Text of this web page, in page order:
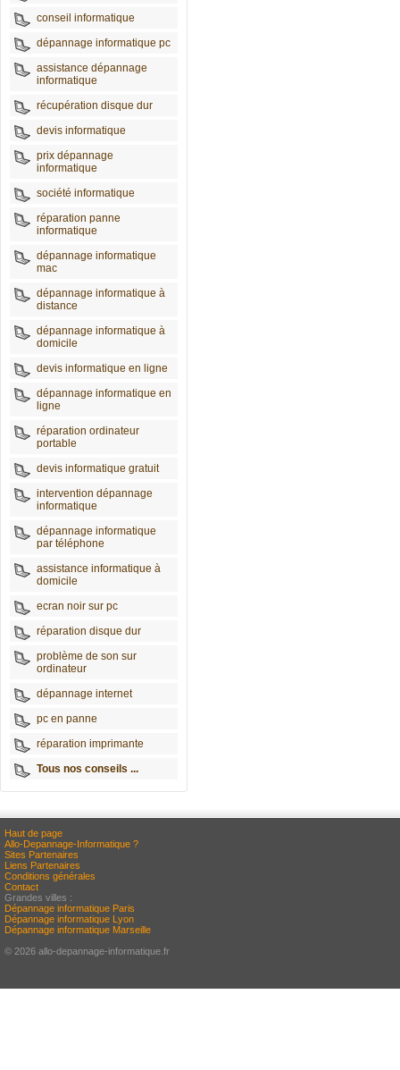
conseil informatique
dépannage informatique pc
assistance dépannage
informatique
récupération disque dur
devis informatique
prix dépannage
informatique
société informatique
réparation panne
informatique
dépannage informatique
mac
dépannage informatique à
distance
dépannage informatique à
domicile
devis informatique en ligne
dépannage informatique en
ligne
réparation ordinateur
portable
devis informatique gratuit
intervention dépannage
informatique
dépannage informatique
par téléphone
assistance informatique à
domicile
ecran noir sur pc
réparation disque dur
problème de son sur
ordinateur
dépannage internet
pc en panne
réparation imprimante
Tous nos conseils ...
Haut de page
Allo-Depannage-Informatique ?
Sites Partenaires
Liens Partenaires
Conditions générales
Contact
Grandes villes :
Dépannage informatique Paris
Dépannage informatique Lyon
Dépannage informatique Marseille
© 2026 allo-depannage-informatique.fr